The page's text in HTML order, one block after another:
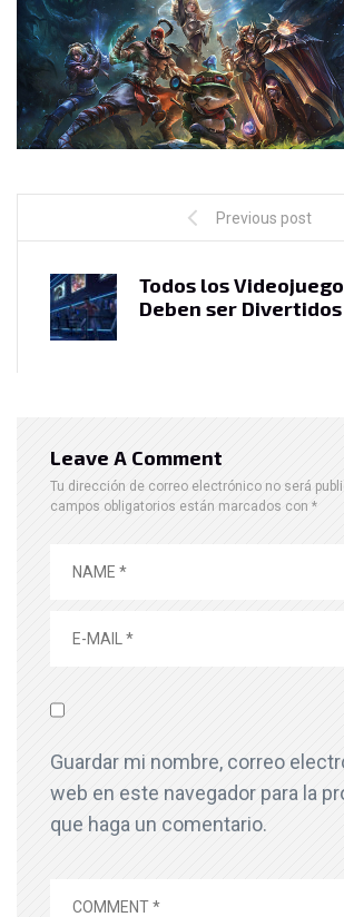
Previous post
Todos los
Deben ser Divertidos
Leave A Comment
Tu dirección de correo electrónico no será
campos obligatorios están marcados con *
Guardar mi nombre, correo
web en este navegador para la
que haga un comentario.